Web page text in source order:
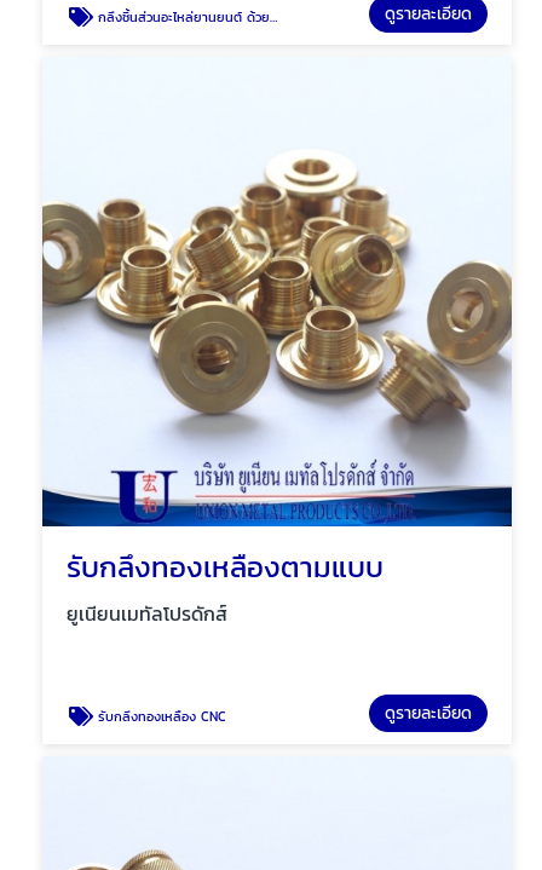
กลึงชิ้นส่วนอะไหล่ยานยนต์ ด้วยเครื่อง CNC ดูรายละเอียด
รับกลึงทองเหลืองตามแบบ
ยูเนียนเมทัลโปรดักส์
รับกลึงทองเหลือง CNC ดูรายละเอียด